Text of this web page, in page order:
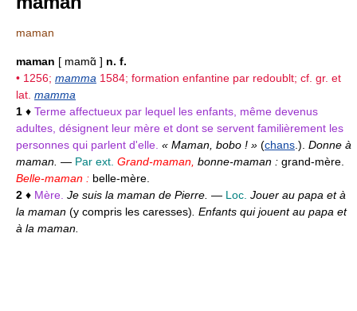
maman
maman [ mamɑ̃ ] n. f.
• 1256; mamma 1584; formation enfantine par redoublt; cf. gr. et
lat. mamma
1 ♦ Terme affectueux par lequel les enfants, même devenus
adultes, désignent leur mère et dont se servent familièrement les
personnes qui parlent d'elle. « Maman, bobo ! » (chans .). Donne à
maman. — Par ext. Grand-maman, bonne-maman : grand-mère.
Belle-maman : belle-mère.
2 ♦ Mère. Je suis la maman de Pierre. — Loc. Jouer au papa et à
la maman (y compris les caresses) . Enfants qui jouent au papa et
à la maman.